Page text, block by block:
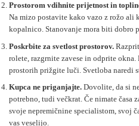
Prostorom vdihnite prijetnost in
Na mizo postavite kako vazo z rožo ali
kopalnico. Stanovanje mora biti dobro
Poskrbite za svetlost prostorov.
rolete, razgrnite zavese in odprite
prostorih prižgite luči. Svetloba naredi
Kupca ne priganjajte. Dovolite, da si
potrebno, tudi večkrat. Če nimate časa
svoje nepremičnine specialistom, svoj
vas veselijo.